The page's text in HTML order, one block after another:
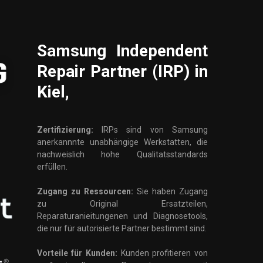
Samsung Independent
Repair Partner (IRP) in
Kiel,
Zertifizierung: IRPs sind von Samsung
anerkannnte unabhängige Werkstatten, die
nachweislich hohe Qualitatsstandards
erfüllen.
Zugang zu Ressourcen: Sie haben Zugang
zu Original Ersatzteilen,
Reparaturanieitungenen und Diagnosetools,
die nur für autorisierte Partner bestimmt sind.
Vorteile für Kunden: Kunden profitieren von